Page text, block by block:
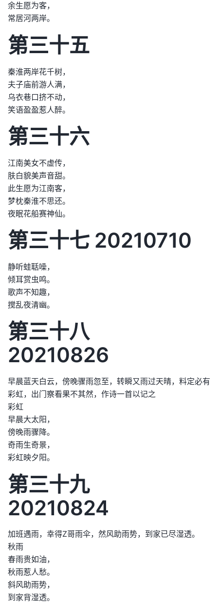
余生愿为客，
常居河两岸。
第三十五
秦淮两岸花千树，
夫子庙前游人满，
乌衣巷口挤不动，
笑语盈盈惹人醉。
第三十六
江南美女不虚传，
肤白貌美声音甜。
此生愿为江南客，
梦枕秦淮不思还。
夜眠花船赛神仙。
第三十七 20210710
静听蛙聒噪，
倾耳赏虫鸣。
歌声不知趣，
搅乱夜清幽。
第三十八
20210826
早晨蓝天白云，傍晚骤雨忽至，转瞬又雨过天晴，料定必有
彩虹，出门察看果不其然，作诗一首以记之
彩虹
早晨大太阳，
傍晚雨骤降。
奇雨生奇景，
彩虹映夕阳。
第三十九
20210824
加班遇雨，幸得Z哥雨伞，然风助雨势，到家已尽湿透。
秋雨
春雨贵如油，
秋雨惹人愁。
斜风助雨势，
到家背湿透。